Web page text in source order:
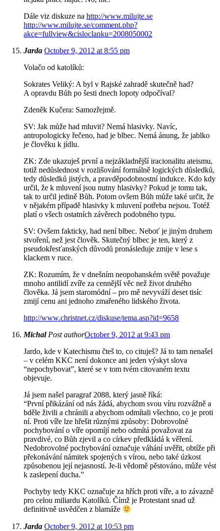
Dále viz diskuze na http://www.milujte.se
http://www.milujte.se/comment.php?
akce=fullview&cisloclanku=2008050002
Jarda October 9, 2012 at 8:55 pm
Volačo od katolíků:
Sokrates Veliký: A byl v Rajské zahradě skutečně had?
A opravdu Bůh po šesti dnech lopoty odpočíval?
Zdeněk Kučera: Samozřejmě.
SV: Jak může had mluvit? Nemá hlasivky. Navíc,
antropologicky řečeno, had je blbec. Nemá ánung, že jablko
je člověku k jídlu.
ZK: Zde ukazuješ první a nejzákladnější iracionalitu ateismu,
totiž nedůslednost v rozlišování formálně logických důsledků,
tedy důsledků jistých, a pravděpodobnostní indukce. Kdo kdy
určil, že k mluvení jsou nutny hlasivky? Pokud je tomu tak,
tak to určil jedině Bůh. Potom ovšem Bůh může také určit, že
v nějakém případě hlasivky k mluvení potřeba nejsou. Totéž
platí o všech ostatních závěrech podobného typu.
SV: Ovšem fakticky, had není blbec. Neboť je jiným druhem
stvoření, než jest člověk. Skutečný blbec je ten, který z
pseudokřesťanských důvodů pronásleduje zmije v lese s
klackem v ruce.
ZK: Rozumím, že v dnešním neopohanském světě považuje
mnoho antilidí zvíře za cennější věc než život druhého
člověka. Já jsem staromódní – pro mě nevyváží deset tisíc
zmijí cenu ani jednoho zmařeného lidského života.
http://www.christnet.cz/diskuse/tema.asp?id=9658
Michal Post authorOctober 9, 2012 at 9:43 pm
Jardo, kde v Katechismu čteš to, co cituješ? Já to tam nenašel
– v celém KKC není dokonce ani jeden výskyt slova
“nepochybovat”, které se v tom tvém citovaném textu
objevuje.
Já jsem našel paragraf 2088, který jasně říká:
“První přikázání od nás žádá, abychom svou víru rozvážně a
bděle živili a chránili a abychom odmítali všechno, co je proti
ní. Proti víře lze hřešit různými způsoby: Dobrovolné
pochybování o víře opomíjí nebo odmítá považovat za
pravdivé, co Bůh zjevil a co církev předkládá k věření.
Nedobrovolné pochybování označuje váhání uvěřit, obtíže při
překonávání námitek spojených s vírou, nebo také úzkost
způsobenou její nejasností. Je-li vědomě pěstováno, může vést
k zaslepení ducha.”
Pochyby tedy KKC označuje za hřích proti víře, a to závazně
pro celou miliardu Katolíků. Čímž je Protestant snad už
definitivně usvědčen z blamáže
Jarda October 9, 2012 at 10:53 pm